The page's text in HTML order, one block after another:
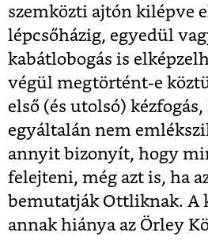
szemközti ajtón kilépve
lépcsőházig, egyedül
kabátlobogás is
végül megtörtént-e
első (és utolsó)
egyáltalán nem
annyit bizonyít, hogy
felejteni, még azt is, ha
bemutatják Ottliknak. A
annak hiánya az Örley